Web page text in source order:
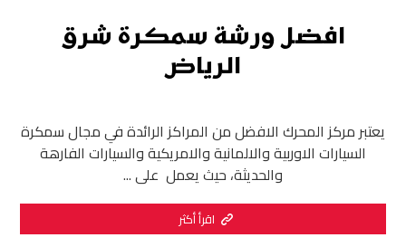
افضل ورشة سمكرة شرق
الرياض
يعتبر مركز المحرك الافضل من المراكز الرائدة في مجال سمكرة
السيارات الاوربية والالمانية والامريكية والسيارات الفارهة
والحديثة، حيث يعمل على ...
اقرأ أكثر